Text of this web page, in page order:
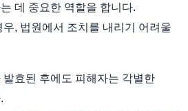
데 중요한 역할을 합니다.
, 법원에서 조치를 내리기 어려울
효된 후에도 피해자는 각별한